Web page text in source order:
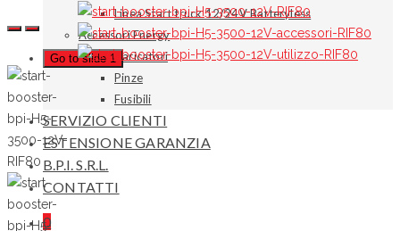
Linea Start truck 12/24V Batteryless
Accessori Energy
Caricatori
Pinze
Fusibili
SERVIZIO CLIENTI
ESTENSIONE GARANZIA
B.P.I. S.R.L.
CONTATTI
0
Go to slide 1